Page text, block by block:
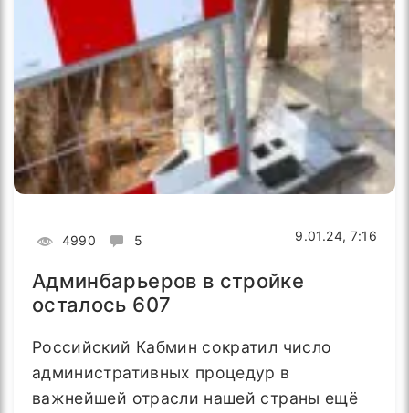
4990 5 9.01.24, 7:16
Админбарьеров в стройке
осталось 607
Российский Кабмин сократил число
административных процедур в
важнейшей отрасли нашей страны ещё